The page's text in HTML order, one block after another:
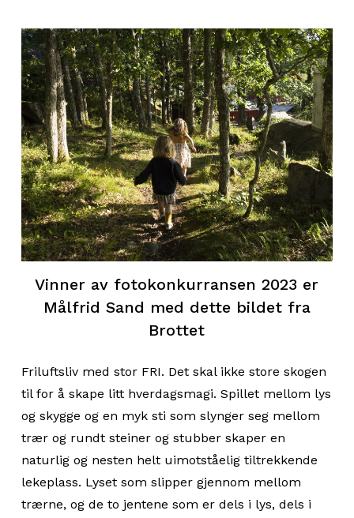
Vinner av fotokonkurransen 2023 er
Målfrid Sand med dette bildet fra
Brottet
Friluftsliv med stor FRI. Det skal ikke store skogen
til for å skape litt hverdagsmagi. Spillet mellom lys
og skygge og en myk sti som slynger seg mellom
trær og rundt steiner og stubber skaper en
naturlig og nesten helt uimotståelig tiltrekkende
lekeplass. Lyset som slipper gjennom mellom
trærne, og de to jentene som er dels i lys, dels i